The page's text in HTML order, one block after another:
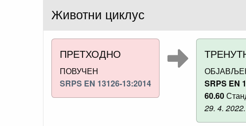
Животни циклус
ПРЕТХОДНО
ПОВУЧЕН
SRPS EN 13126-13:2014
SRPS EN
60.60
29. 4. 2022.